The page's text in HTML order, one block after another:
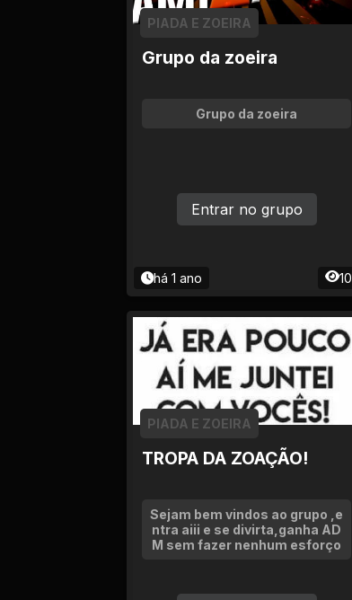
Tecnologias da
Viagem e Turismo
Grupo da zoeira
PIADA E ZOEIRA
Grupo da zoeira
há 1 ano 10
Entrar no grupo
TROPA DA ZOAÇÃO!
PIADA E ZOEIRA
Sejam bem vindos ao grupo ,e
ntra aiii e se divirta,ganha AD
M sem fazer nenhum esforço